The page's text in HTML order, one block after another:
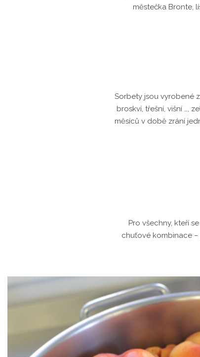
městečka Bronte,
Sorbety jsou vyrobené
broskví, třešní, višní …,
měsíců v době zrání
Pro všechny, kteří
chuťové kombinace